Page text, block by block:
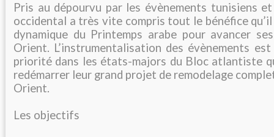
Pris au dépourvu par les évènements tunisiens
occidental a très vite compris tout le bénéfice
dynamique du Printemps arabe pour avancer
Orient. L’instrumentalisation des évènements
priorité dans les états-majors du Bloc atlantiste
redémarrer leur grand projet de remodelage
Orient.
Les objectifs